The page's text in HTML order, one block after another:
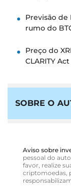
Previsão
rumo do
Preço do
CLARITY Act
SOBRE O
Aviso sobre
pessoal do
favor, realize
criptomoedas,